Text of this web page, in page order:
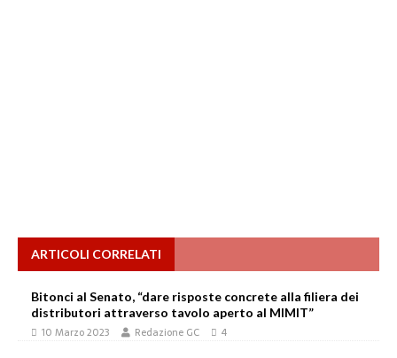
ARTICOLI CORRELATI
Bitonci al Senato, “dare risposte concrete alla filiera dei
distributori attraverso tavolo aperto al MIMIT”
10 Marzo 2023 Redazione GC 4